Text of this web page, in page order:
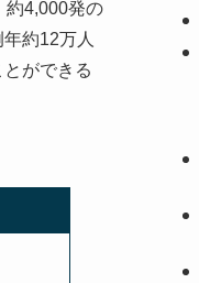
約4,000発の
約12万人
ができる